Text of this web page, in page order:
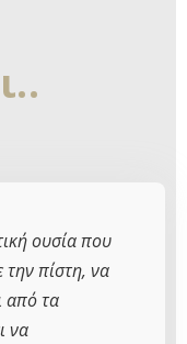
ουσία που
την πίστη, να
από τα
να